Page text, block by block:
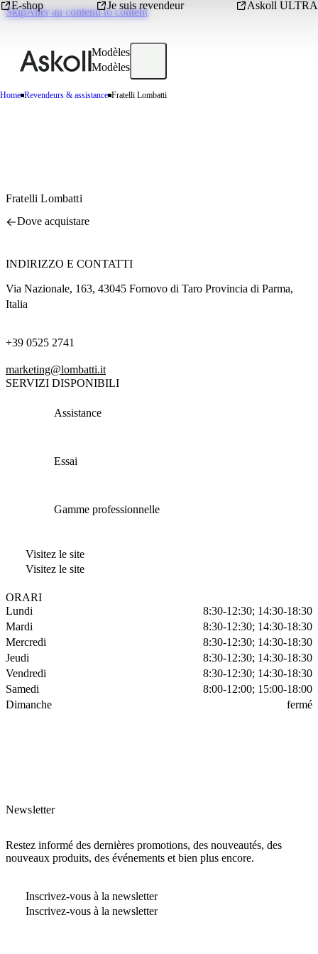
SkipAller au contenu to content
E-shop Je suis revendeur Askoll ULTRA
Modèles
Modèles
Home Revendeurs & assistance Fratelli Lombatti
Fratelli Lombatti
Dove acquistare
INDIRIZZO E CONTATTI
Via Nazionale, 163, 43045 Fornovo di Taro Provincia di Parma,
Italia
+39 0525 2741
marketing@lombatti.it
SERVIZI DISPONIBILI
Assistance
Essai
Gamme professionnelle
Visitez le site
Visitez le site
ORARI
Lundi
8:30-12:30; 14:30-18:30
Mardi
8:30-12:30; 14:30-18:30
Mercredi
8:30-12:30; 14:30-18:30
Jeudi
8:30-12:30; 14:30-18:30
Vendredi
8:30-12:30; 14:30-18:30
Samedi
8:00-12:00; 15:00-18:00
Dimanche
fermé
Newsletter
Restez informé des dernières promotions, des nouveautés, des
nouveaux produits, des événements et bien plus encore.
Inscrivez-vous à la newsletter
Inscrivez-vous à la newsletter